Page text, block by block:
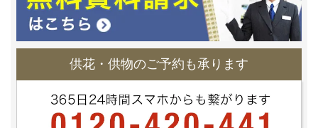
供花・供物のご予約も承ります